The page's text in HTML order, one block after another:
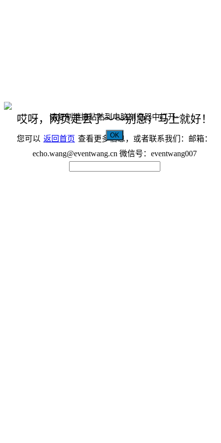
哎呀，网页走丢了～～别急，马上就好！
您可以 返回首页 查看更多信息，或者联系我们：邮箱：
echo.wang@eventwang.cn 微信号：eventwang007
请复制链接粘贴到电脑浏览器中打开~
OK